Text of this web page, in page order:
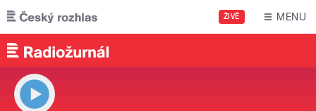
Přejít k hlavnímu obsahu
ŽIVĚ MENU